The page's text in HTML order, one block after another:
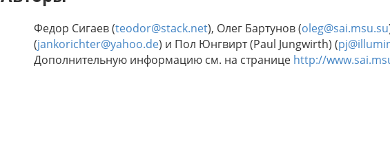
Федор Сигаев (teodor@stack.net), Олег Бартунов (oleg@sai.msu.su
(jankorichter@yahoo.de) и Пол Юнгвирт (Paul Jungwirth) (
Дополнительную информацию см. на странице http://